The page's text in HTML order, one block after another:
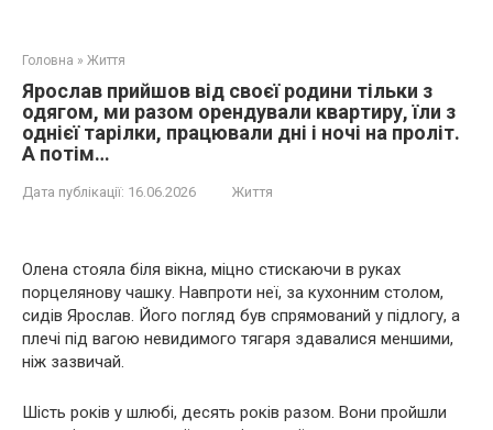
Головна » Життя
Ярослав прийшов від своєї родини тільки з
одягом, ми разом орендували квартиру, їли з
однієї тарілки, працювали дні і ночі на проліт.
А потім…
Дата публікації: 16.06.2026 Життя
Олена стояла біля вікна, міцно стискаючи в руках
порцелянову чашку. Навпроти неї, за кухонним столом,
сидів Ярослав. Його погляд був спрямований у підлогу, а
плечі під вагою невидимого тягаря здавалися меншими,
ніж зазвичай.
Шість років у шлюбі, десять років разом. Вони пройшли